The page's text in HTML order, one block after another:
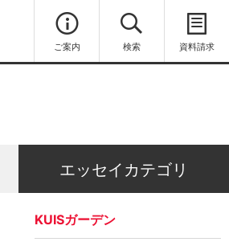
ご案内 検索 資料請求
エッセイカテゴリ
KUISガーデン